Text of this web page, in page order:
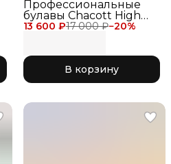
13 600 ₽17 000 ₽−20%
Профессиональные
булавы Chacott High
Grip Clubs II 41 см для
глиттер 725 Blue
В корзину